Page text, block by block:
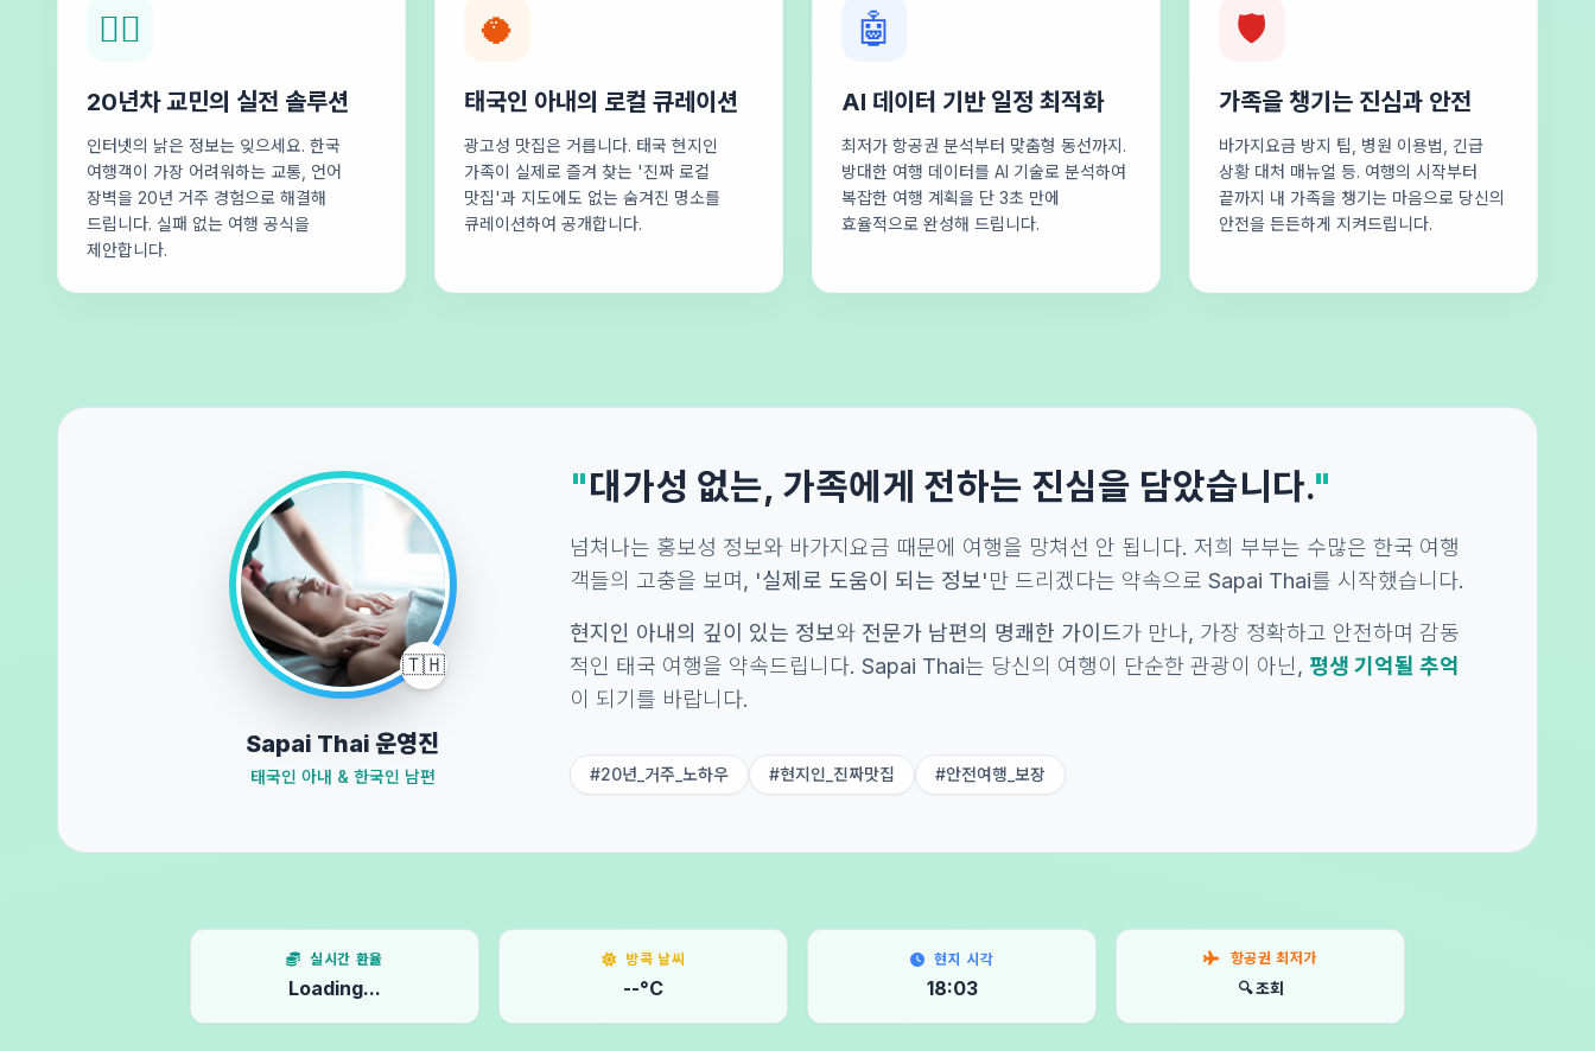
🕵️‍♂️
20년차 교민의 실전 솔루션
인터넷의 낡은 정보는 잊으세요. 한국
여행객이 가장 어려워하는 교통, 언어
장벽을 20년 거주 경험으로 해결해
드립니다. 실패 없는 여행 공식을
제안합니다.
🥥
태국인 아내의 로컬 큐레이션
광고성 맛집은 거릅니다. 태국 현지인
가족이 실제로 즐겨 찾는 '진짜 로컬
맛집'과 지도에도 없는 숨겨진 명소를
큐레이션하여 공개합니다.
🤖
AI 데이터 기반 일정 최적화
최저가 항공권 분석부터 맞춤형 동선까지.
방대한 여행 데이터를 AI 기술로 분석하여
복잡한 여행 계획을 단 3초 만에
효율적으로 완성해 드립니다.
🛡️
가족을 챙기는 진심과 안전
바가지요금 방지 팁, 병원 이용법, 긴급
상황 대처 매뉴얼 등. 여행의 시작부터
끝까지 내 가족을 챙기는 마음으로 당신의
안전을 든든하게 지켜드립니다.
🇹🇭
Sapai Thai 운영진
태국인 아내 & 한국인 남편
"대가성 없는, 가족에게 전하는 진심을 담았습니다."
넘쳐나는 홍보성 정보와 바가지요금 때문에 여행을 망쳐선 안 됩니다. 저희 부부는 수많은 한국 여행
객들의 고충을 보며, '실제로 도움이 되는 정보'만 드리겠다는 약속으로 Sapai Thai를 시작했습니다.
현지인 아내의 깊이 있는 정보와 전문가 남편의 명쾌한 가이드가 만나, 가장 정확하고 안전하며 감동
적인 태국 여행을 약속드립니다. Sapai Thai는 당신의 여행이 단순한 관광이 아닌, 평생 기억될 추억
이 되기를 바랍니다.
#20년_거주_노하우 #현지인_진짜맛집 #안전여행_보장
실시간 환율
Loading...
방콕 날씨
--°C
현지 시각
18:03
항공권 최저가
🔍 조회